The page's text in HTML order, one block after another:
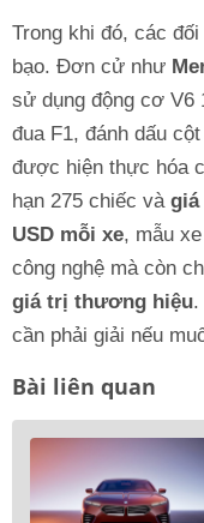
Trong khi đó, các
bạo. Đơn cử như
sử dụng động cơ V6
đua F1, đánh dấu
được hiện thực hóa
hạn 275 chiếc và giá
USD mỗi xe, mẫu
công nghệ mà còn
giá trị thương hiệu.
cần phải giải nếu
Bài liên quan